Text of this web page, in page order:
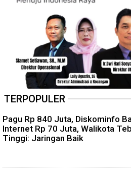
TERPOPULER
Pagu Rp 840 Juta, Diskominfo
Internet Rp 70 Juta, Walikota
Tinggi: Jaringan Baik